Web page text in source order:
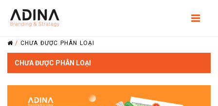
/ CHƯA ĐƯỢC PHÂN LOẠI
CHƯA ĐƯỢC PHÂN LOẠI